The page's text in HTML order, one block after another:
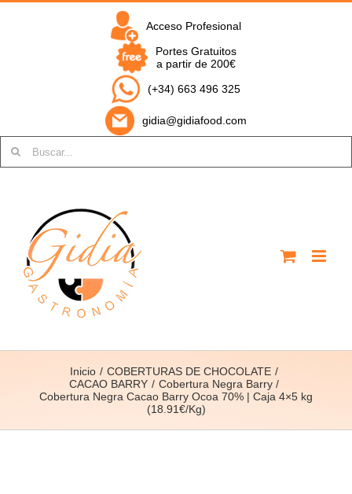
Saltar
Acceso Profesional
Portes Gratuitos
a partir de 200€
(+34) 663 496 325
gidia@gidiafood.com
Inicio
COBERTURAS DE CHOCOLATE
CACAO BARRY
Cobertura Negra Barry
Cobertura Negra Cacao Barry Ocoa 70% | Caja 4×5 kg
(18.91€/Kg)